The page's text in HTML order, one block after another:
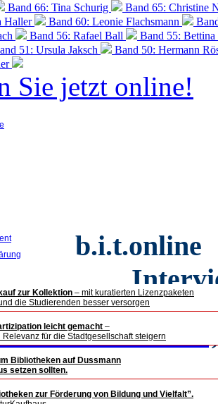
Band 66: Tina Schurig
Band 65: Christine
Haller
Band 60: Leonie Flachsmann
Band 56: Rafael Ball
Band 55:
51: Ursula Jaksch Band 50: Hermann
Sie jetzt online!
zur Kollektion – mit kuratierten Lizenzpaketen
die Studierenden besser versorgen
leicht gemacht –
für die Stadtgesellschaft steigern
Bibliotheken auf Dussmann
setzen sollten.
zur Förderung von Bildung und Vielfalt”.
b.i.t.online
nicht